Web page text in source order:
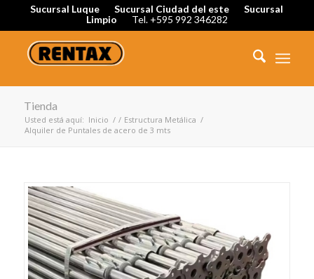
Sucursal Luque Sucursal Ciudad del este
Sucursal
Limpio
Tel. +595 992 346282
Tienda
Usted está aquí: Inicio / / Estructura Metálica /
Alquiler de Puntales de acero de 3 mts